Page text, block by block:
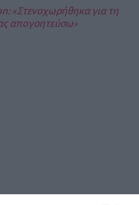
«Στενοχωρήθηκα για τη
απογοητεύσω»